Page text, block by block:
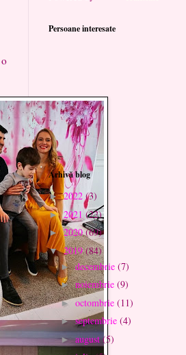
Persoane interesate
Arhivă blog
►2022(3)
►2021(22)
►2020(69)
▼2019(84)
►decembrie (7)
►noiembrie (9)
► octombrie (11)
►septembrie (4)
►august(5)